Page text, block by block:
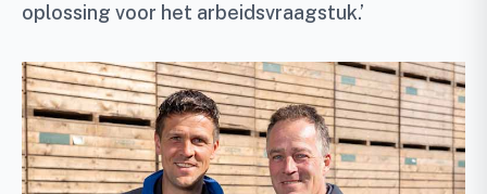
oplossing voor het arbeidsvraagstuk.’